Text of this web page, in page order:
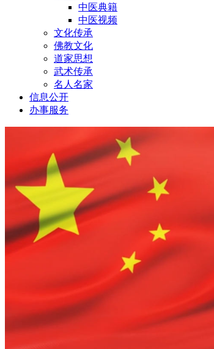
中医典籍
中医视频
文化传承
佛教文化
道家思想
武术传承
名人名家
信息公开
办事服务